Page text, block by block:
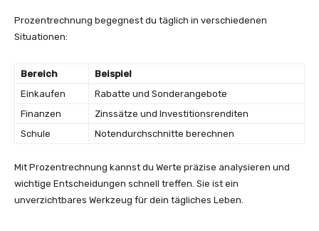
Prozentrechnung begegnest du täglich in verschiedenen
Situationen:
Bereich
Beispiel
Einkaufen
Rabatte und Sonderangebote
Finanzen
Zinssätze und Investitionsrenditen
Schule
Notendurchschnitte berechnen
Mit Prozentrechnung kannst du Werte präzise analysieren und
wichtige Entscheidungen schnell treffen. Sie ist ein
unverzichtbares Werkzeug für dein tägliches Leben.